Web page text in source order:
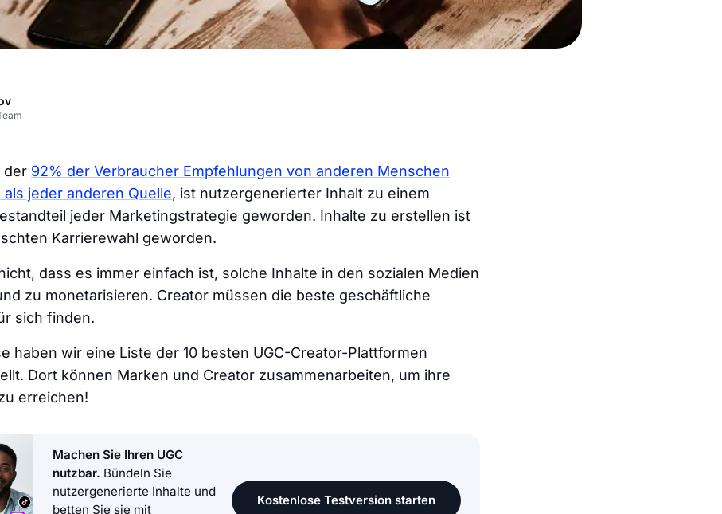
der 92% der Verbraucher Empfehlungen von anderen Menschen
jeder anderen Quelle, ist nutzergenerierter Inhalt zu einem
jeder Marketingstrategie geworden. Inhalte zu erstellen ist
Karrierewahl geworden.
dass es immer einfach ist, solche Inhalte in den sozialen Medien
zu monetarisieren. Creator müssen die beste geschäftliche
sich finden.
haben wir eine Liste der 10 besten UGC-Creator-Plattformen
Dort können Marken und Creator zusammenarbeiten, um ihre
erreichen!
Machen Sie Ihren UGC
nutzbar. Bündeln Sie
nutzergenerierte Inhalte und
betten Sie sie mit
Kostenlose Testversion starten